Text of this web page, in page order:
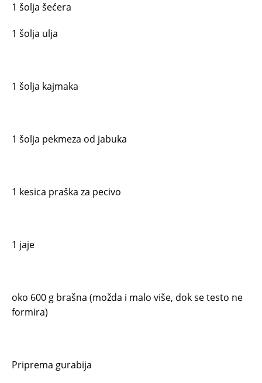
1 šolja šećera
1 šolja ulja
1 šolja kajmaka
1 šolja pekmeza od jabuka
1 kesica praška za pecivo
1 jaje
oko 600 g brašna (možda i malo više, dok se testo ne
formira)
Priprema gurabija